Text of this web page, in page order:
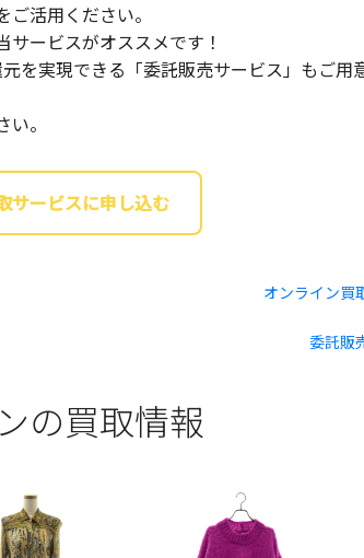
活用ください。
ービスがオススメです！
を実現できる「委託販売サービス」もご用
。
サービスに申し込む
オンライン買
委託販
の買取情報